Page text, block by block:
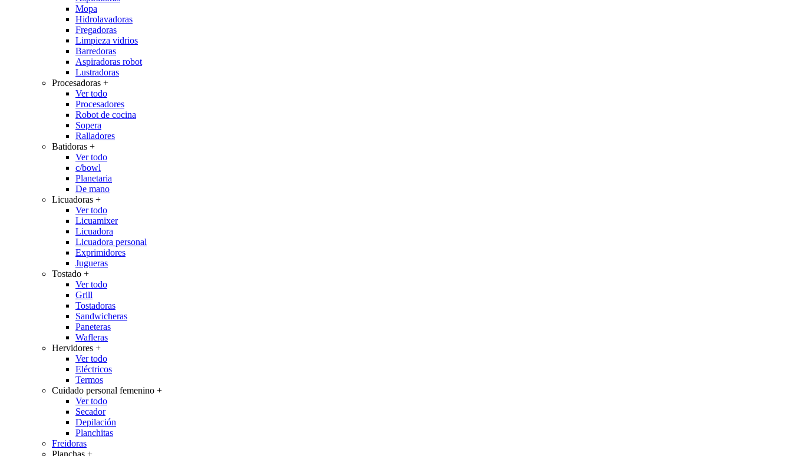
Mopa
Hidrolavadoras
Fregadoras
Limpieza vidrios
Barredoras
Aspiradoras robot
Lustradoras
Procesadoras +
Ver todo
Procesadores
Robot de cocina
Sopera
Ralladores
Batidoras +
Ver todo
c/bowl
Planetaria
De mano
Licuadoras +
Ver todo
Licuamixer
Licuadora
Licuadora personal
Exprimidores
Jugueras
Tostado +
Ver todo
Grill
Tostadoras
Sandwicheras
Paneteras
Wafleras
Hervidores +
Ver todo
Eléctricos
Termos
Cuidado personal femenino +
Ver todo
Secador
Depilación
Planchitas
Freidoras
Planchas +